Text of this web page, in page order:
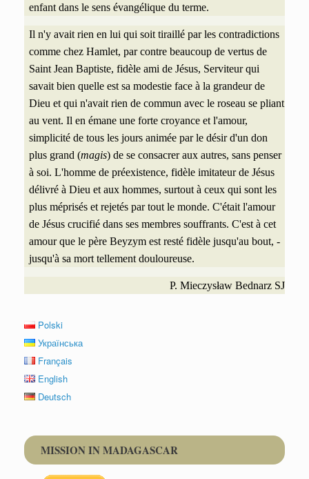
enfant dans le sens évangélique du terme.
Il n'y avait rien en lui qui soit tiraillé par les contradictions
comme chez Hamlet, par contre beaucoup de vertus de
Saint Jean Baptiste, fidèle ami de Jésus, Serviteur qui
savait bien quelle est sa modestie face à la grandeur de
Dieu et qui n'avait rien de commun avec le roseau se pliant
au vent. Il en émane une forte croyance et l'amour,
simplicité de tous les jours animée par le désir d'un don
plus grand (magis) de se consacrer aux autres, sans penser
à soi. L'homme de préexistence, fidèle imitateur de Jésus
délivré à Dieu et aux hommes, surtout à ceux qui sont les
plus méprisés et rejetés par tout le monde. C'était l'amour
de Jésus crucifié dans ses membres souffrants. C'est à cet
amour que le père Beyzym est resté fidèle jusqu'au bout, -
jusqu'à sa mort tellement douloureuse.
P. Mieczysław Bednarz SJ
Polski
Українська
Français
English
Deutsch
MISSION IN MADAGASCAR